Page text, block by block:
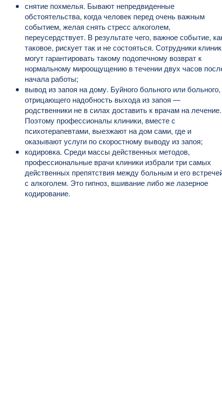
снятие похмелья. Бывают непредвиденные
обстоятельства, когда человек перед очень важным
событием, желая снять стресс алкоголем,
переусердствует. В результате чего, важное событие,
таковое, рискует так и не состояться. Сотрудники
могут гарантировать такому подопечному возврат к
нормальному мироощущению в течении двух часов
начала работы;
вывод из запоя на дому. Буйного больного или больного,
отрицающего надобность выхода из запоя —
родственники не в силах доставить к врачам на лечение.
Поэтому профессионалы клиники, вместе с
психотерапевтами, выезжают на дом сами, где и
оказывают услуги по скоростному выводу из запоя;
кодировка. Среди массы действенных методов,
профессиональные врачи клиники избрали три самых
действенных препятствия между больным и его
с алкоголем. Это гипноз, вшивание либо же лазерное
кодирование.